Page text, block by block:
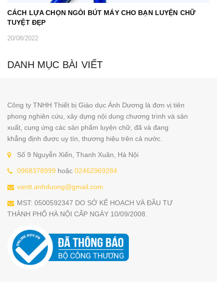
CÁCH LỰA CHỌN NGÒI BÚT MÁY CHO BẠN LUYỆN CHỮ
TUYỆT ĐẸP
20/08/2022
DANH MỤC BÀI VIẾT
Công ty TNHH Thiết bị Giáo dục Ánh Dương là đơn vị tiên
phong nghiên cứu, xây dựng nội dung chương trình và sản
xuất, cung ứng các sản phẩm luyện chữ, đã và đang
khẳng định được uy tín, thương hiệu trên cả nước.
Số 9 Nguyễn Xiển, Thanh Xuân, Hà Nội
0968378999 hoặc 02462969284
vantt.anhduong@gmail.com
MST: 0500592347 DO SỞ KẾ HOẠCH VÀ ĐẦU TƯ
THÀNH PHỐ HÀ NỘI CẤP NGÀY 10/09/2008.